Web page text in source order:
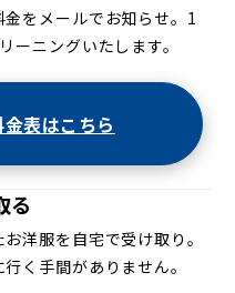
をメールでお知らせ。1
ーニングいたします。
金表はこちら
る
洋服を自宅で受け取り。
く手間がありません。